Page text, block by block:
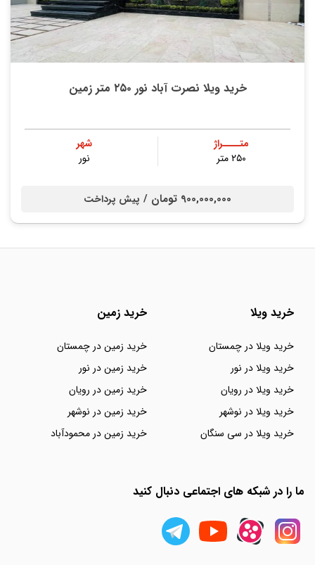
خرید ویلا نصرت آباد نور ۲۵۰ متر زمین
متــــراژ
۲۵۰ متر
شهر
نور
900,000,000 تومان / پیش پرداخت
خرید ویلا
خرید ویلا در چمستان
خرید ویلا در نور
خرید ویلا در رویان
خرید ویلا در نوشهر
خرید ویلا در سی سنگان
خرید زمین
خرید زمین در چمستان
خرید زمین در نور
خرید زمین در رویان
خرید زمین در نوشهر
خرید زمین در محمودآباد
ما را در شبکه های اجتماعی دنبال کنید